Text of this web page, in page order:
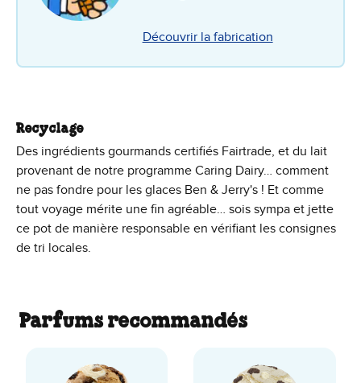
Découvrir la fabrication
Recyclage
Des ingrédients gourmands certifiés Fairtrade, et du lait
provenant de notre programme Caring Dairy… comment
ne pas fondre pour les glaces Ben & Jerry's ! Et comme
tout voyage mérite une fin agréable… sois sympa et jette
ce pot de manière responsable en vérifiant les consignes
de tri locales.
Parfums recommandés